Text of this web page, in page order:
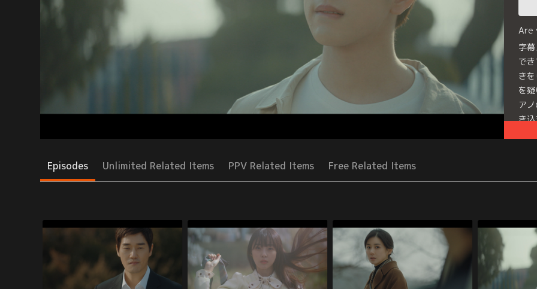
Are
字
で
き
を
ア
き
Episodes Unlimited Related Items PPV Related Items Free Related Items